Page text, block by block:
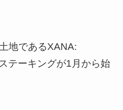
地であるXANA:
テーキングが1月から始